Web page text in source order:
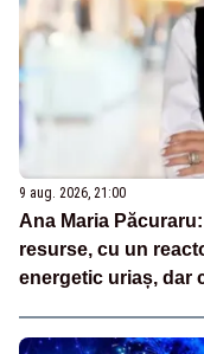
9 aug. 2026, 21:00
Ana Maria
resurse, cu un
energetic uriaș, dar